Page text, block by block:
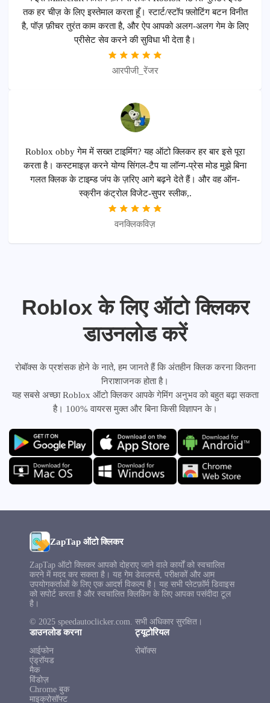
तक हर चीज़ के लिए इस्तेमाल करता हूँ। स्टार्ट/स्टॉप फ़्लोटिंग बटन विनीत
है, पॉज़ फ़ीचर तुरंत काम करता है, और ऐप आपको अलग-अलग गेम के लिए
प्रीसेट सेव करने की सुविधा भी देता है।
आरपीजी_रेंजर
Roblox obby गेम में सख्त टाइमिंग? यह ऑटो क्लिकर हर बार इसे पूरा
करता है। कस्टमाइज़ करने योग्य सिंगल-टैप या लॉन्ग-प्रेस मोड मुझे बिना
गलत क्लिक के टाइम्ड जंप के ज़रिए आगे बढ़ने देते हैं। और वह ऑन-
स्क्रीन कंट्रोल विजेट-सुपर स्लीक,.
वनक्लिकविज़
Roblox के लिए ऑटो क्लिकर
डाउनलोड करें
रोबॉक्स के प्रशंसक होने के नाते, हम जानते हैं कि अंतहीन क्लिक करना कितना
निराशाजनक होता है।
यह सबसे अच्छा Roblox ऑटो क्लिकर आपके गेमिंग अनुभव को बहुत बढ़ा सकता
है। 100% वायरस मुक्त और बिना किसी विज्ञापन के।
ZapTap ऑटो क्लिकर
ZapTap ऑटो क्लिकर आपको दोहराए जाने वाले कार्यों को स्वचालित
करने में मदद कर सकता है। यह गेम डेवलपर्स, परीक्षकों और आम
उपयोगकर्ताओं के लिए एक आदर्श विकल्प है। यह सभी प्लेटफ़ॉर्म डिवाइस
को सपोर्ट करता है और स्वचालित क्लिकिंग के लिए आपका पसंदीदा टूल
है।
© 2025 speedautoclicker.com. सभी अधिकार सुरक्षित।
डाउनलोड करना
आईफोन
एंड्रॉयड
मैक
विंडोज़
Chrome बुक
माइक्रोसॉफ्ट
ट्यूटोरियल
रोबॉक्स